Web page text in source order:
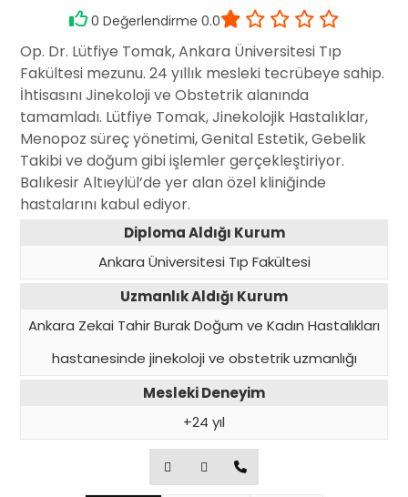
0 Değerlendirme 0.0
Op. Dr. Lütfiye Tomak, Ankara Üniversitesi Tıp
Fakültesi mezunu. 24 yıllık mesleki tecrübeye sahip.
İhtisasını Jinekoloji ve Obstetrik alanında
tamamladı. Lütfiye Tomak, Jinekolojik Hastalıklar,
Menopoz süreç yönetimi, Genital Estetik, Gebelik
Takibi ve doğum gibi işlemler gerçekleştiriyor.
Balıkesir Altıeylül’de yer alan özel kliniğinde
hastalarını kabul ediyor.
Diploma Aldığı Kurum
Ankara Üniversitesi Tıp Fakültesi
Uzmanlık Aldığı Kurum
Ankara Zekai Tahir Burak Doğum ve Kadın Hastalıkları
hastanesinde jinekoloji ve obstetrik uzmanlığı
Mesleki Deneyim
+24 yıl